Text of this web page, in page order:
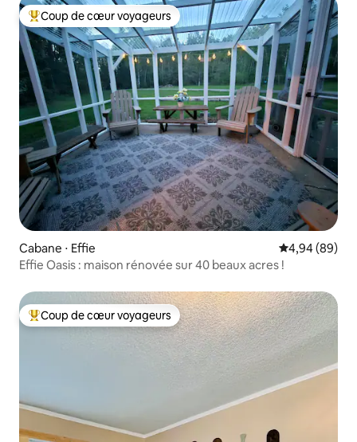
Coups de cœur voyageurs les plus appréciés
Coup de cœur voyageurs
Cabane ⋅ Effie Évaluation
4,94 (89)
Effie Oasis : maison rénovée sur 40 beaux acres !
Coups de cœur voyageurs les plus appréciés
Coup de cœur voyageurs